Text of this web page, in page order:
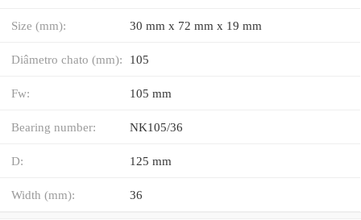
Size (mm): 30 mm x 72 mm x 19 mm
Diâmetro chato (mm): 105
Fw: 105 mm
Bearing number: NK105/36
D: 125 mm
Width (mm): 36